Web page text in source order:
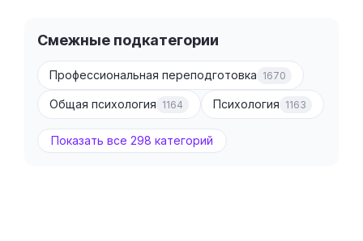
Смежные подкатегории
Профессиональная переподготовка 1670
Общая психология 1164 Психология 1163
Показать все 298 категорий